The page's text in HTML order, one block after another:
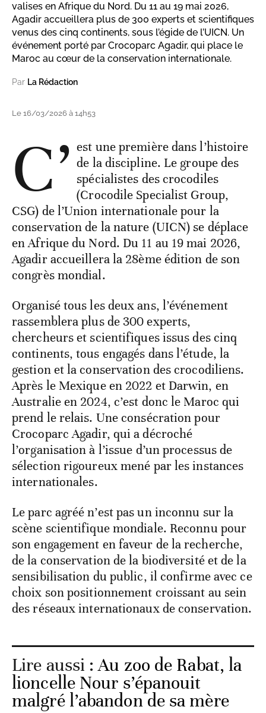
valises en Afrique du Nord. Du 11 au 19 mai 2026,
Agadir accueillera plus de 300 experts et scientifiques
venus des cinq continents, sous l’égide de l’UICN. Un
événement porté par Crocoparc Agadir, qui place le
Maroc au cœur de la conservation internationale.
Par La Rédaction
Le 16/03/2026 à 14h53
C’ est une première dans l’histoire
de la discipline. Le groupe des
spécialistes des crocodiles
(Crocodile Specialist Group,
CSG) de l’Union internationale pour la
conservation de la nature (UICN) se déplace
en Afrique du Nord. Du 11 au 19 mai 2026,
Agadir accueillera la 28ème édition de son
congrès mondial.
Organisé tous les deux ans, l’événement
rassemblera plus de 300 experts,
chercheurs et scientifiques issus des cinq
continents, tous engagés dans l’étude, la
gestion et la conservation des crocodiliens.
Après le Mexique en 2022 et Darwin, en
Australie en 2024, c’est donc le Maroc qui
prend le relais. Une consécration pour
Crocoparc Agadir, qui a décroché
l’organisation à l’issue d’un processus de
sélection rigoureux mené par les instances
internationales.
Le parc agréé n’est pas un inconnu sur la
scène scientifique mondiale. Reconnu pour
son engagement en faveur de la recherche,
de la conservation de la biodiversité et de la
sensibilisation du public, il confirme avec ce
choix son positionnement croissant au sein
des réseaux internationaux de conservation.
Lire aussi :Au zoo de Rabat, la
lioncelle Nour s’épanouit
malgré l’abandon de sa mère